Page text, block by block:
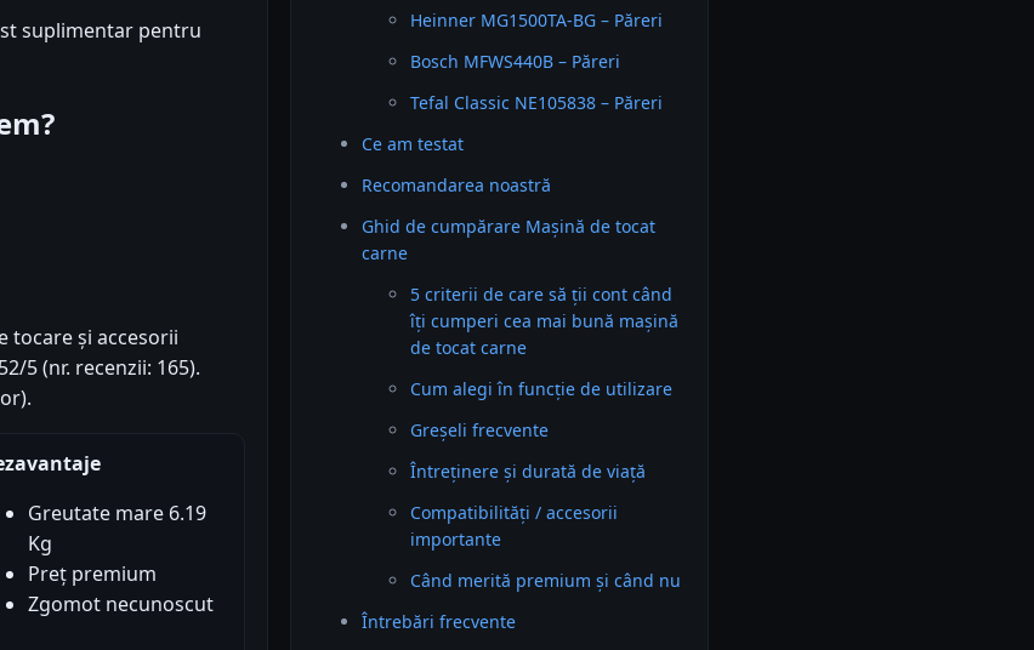
suplimentar pentru
tocare și accesorii
5 (nr. recenzii: 165).
Greutate mare 6.19
Kg
Preț premium
Zgomot necunoscut
Heinner MG1500TA-BG – Păreri
Bosch MFWS440B – Păreri
Tefal Classic NE105838 – Păreri
Ce am testat
Recomandarea noastră
Ghid de cumpărare Mașină de tocat
carne
5 criterii de care să ții cont când
îți cumperi cea mai bună mașină
de tocat carne
Cum alegi în funcție de utilizare
Greșeli frecvente
Întreținere și durată de viață
Compatibilități / accesorii
importante
Când merită premium și când nu
Întrebări frecvente